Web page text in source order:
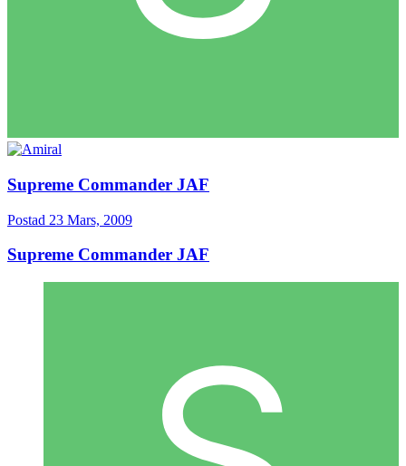
Supreme Commander JAF
Postad 23 Mars, 2009
Supreme Commander JAF